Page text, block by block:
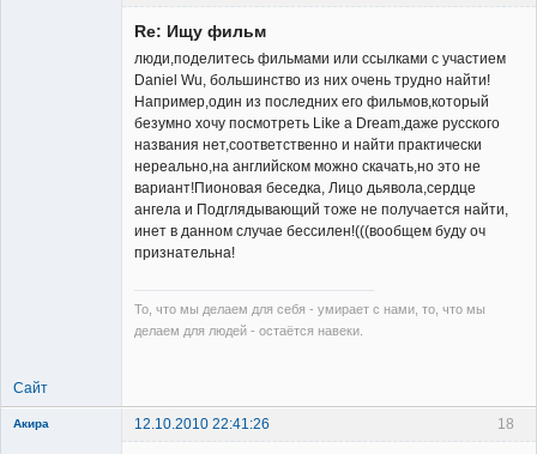
Re: Ищу фильм
люди,поделитесь фильмами или ссылками с участием
Daniel Wu, большинство из них очень трудно найти!
Например,один из последних его фильмов,который
безумно хочу посмотреть Like a Dream,даже русского
названия нет,соответственно и найти практически
нереально,на английском можно скачать,но это не
вариант!Пионовая беседка, Лицо дьявола,сердце
ангела и Подглядывающий тоже не получается найти,
инет в данном случае бессилен!(((вообщем буду оч
признательна!
То, что мы делаем для себя - умирает с нами, то, что мы
делаем для людей - остаётся навеки.
Сайт
18
Акира 12.10.2010 22:41:26